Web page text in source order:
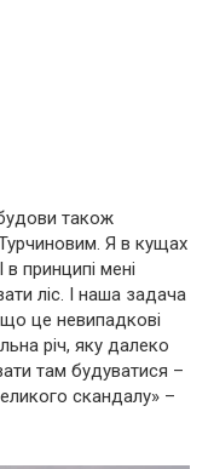
також
Я в кущах
принципі мені
ліс. І наша задача
це невипадкові
річ, яку далеко
там будуватися –
скандалу» –